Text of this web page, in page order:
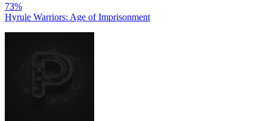
73%
Hyrule Warriors: Age of Imprisonment